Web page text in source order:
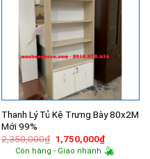
Thanh Lý Tủ Kệ Trưng Bày 80x2M
Mới 99%
2,350,000₫ Giá
gốc
là:
1,750,000₫Giá
hiện
tại
Còn hàng - Giao nhanh